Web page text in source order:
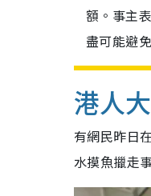
額。事主
盡可能避
港人
有網民昨日
水摸魚擸走